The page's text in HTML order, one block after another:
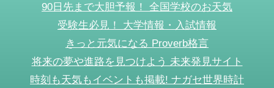
90日先まで大胆予報！ 全国学校のお天気
受験生必見！ 大学情報・入試情報
きっと元気になる Proverb格言
将来の夢や進路を見つけよう 未来発見サイト
時刻も天気もイベントも掲載! ナガセ世界時計